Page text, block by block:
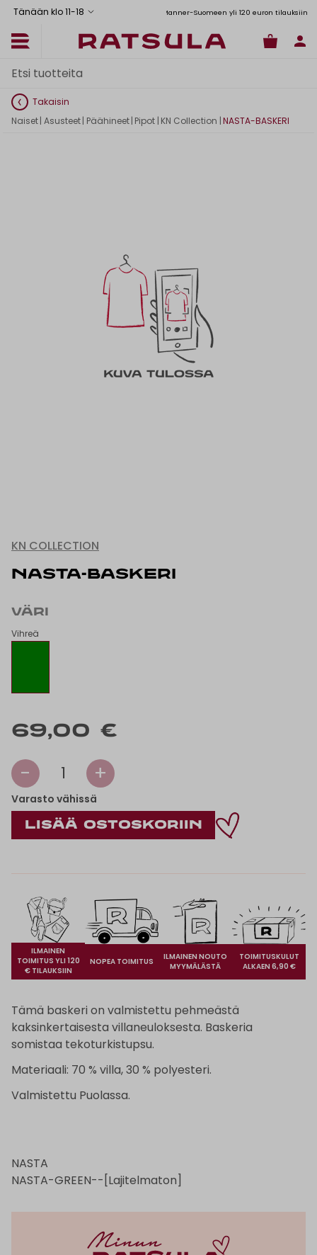
Tänään klo 11-18
Toimituskulut alk. 6,90€
Ilmainen toimitus Manner-Suomeen yli 120 euron tilauksiin
Takaisin
Naiset| Asusteet| Päähineet | Pipot | KN Collection |NASTA-BASKERI
KN COLLECTION
NASTA-BASKERI
VÄRI
Vihreä
69,00 €
- 1 +
Varasto vähissä
ILMAINEN
TOIMITUS YLI 120
€ TILAUKSIIN
NOPEA TOIMITUS
ILMAINEN NOUTO
MYYMÄLÄSTÄ
TOIMITUSKULUT
ALKAEN 6,90 €
Tämä baskeri on valmistettu pehmeästä
kaksinkertaisesta villaneuloksesta. Baskeria
somistaa tekoturkistupsu.
Materiaali: 70 % villa, 30 % polyesteri.
Valmistettu Puolassa.
NASTA
NASTA-GREEN--[Lajitelmaton]